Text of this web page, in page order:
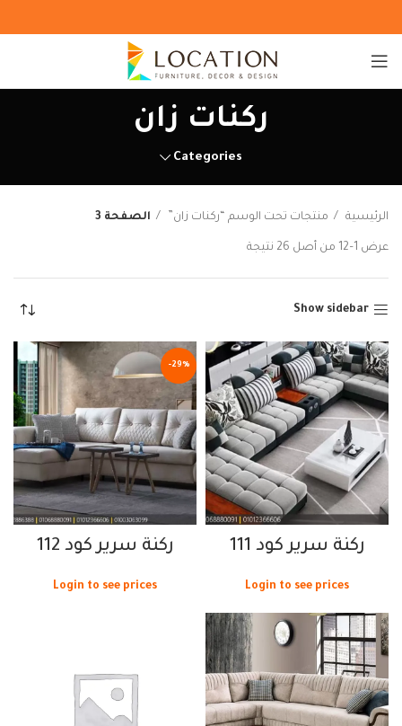
ركنات زان
Categories
الرئيسية منتجات تحت الوسم “ركنات زان” الصفحة 3
عرض 1–12 من أصل 26 نتيجة
Show sidebar
ركنة سرير كود 111
Login to see prices
-29%
ركنة سرير كود 112
Login to see prices